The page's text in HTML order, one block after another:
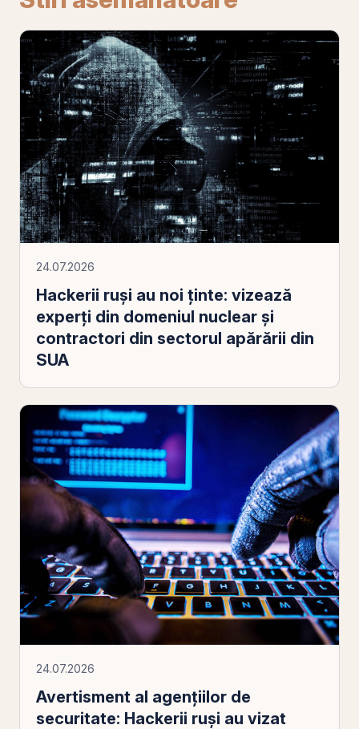
24.07.2026
Hackerii ruși au noi ținte: vizează
experți din domeniul nuclear și
contractori din sectorul apărării din
SUA
24.07.2026
Avertisment al agențiilor de
securitate: Hackerii ruși au vizat